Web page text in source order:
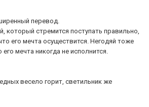
перевод.
который стремится поступать правильно,
его мечта осуществится. Негодяй тоже
мечта никогда не исполнится.
весело горит, светильник же